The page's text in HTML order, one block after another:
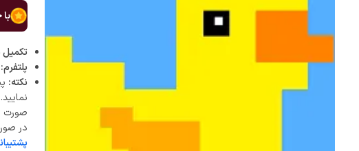
پلتفرم:
نکته:
صورت
در